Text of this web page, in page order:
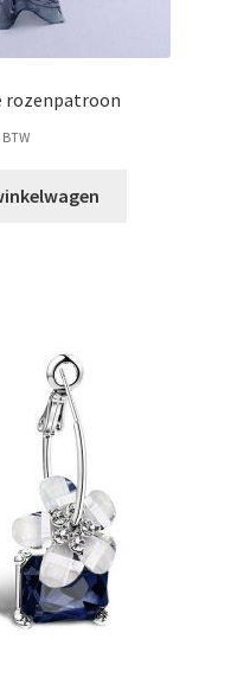
rozenpatroon